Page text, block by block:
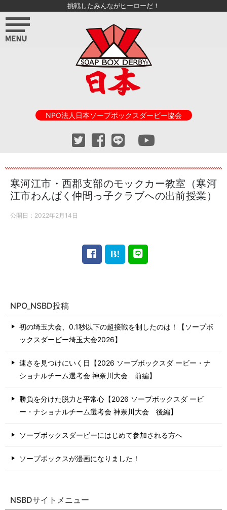
挑戦したみんながヒーローだ！
NPO法人日本ソープボックスダービー協会
寒河江市・西郡支部のモックカー教室（寒河
江市わんぱく仲間っ子クラブへの出前授業）
公開日： 2022年2月14日
NPO_NSBD投稿
初の埼玉大会、0.1秒以下の超接戦を制したのは！【ソープボ
ックスダービー埼玉大会2026】
速さを見つけにいく日【2026 ソープボックスダ ービー・ナ
ショナルチーム選考会 神奈川⼤会 前編】
勝負を分けた脱力と平常心【2026 ソープボックスダ ービ
ー・ナショナルチーム選考会 神奈川⼤会 後編】
ソープボックスダービーにはじめて参加される方へ
ソープボックスが漫画になりました！
NSBDサイトメニュー